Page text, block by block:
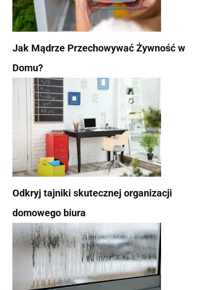
Jak Mądrze Przechowywać Żywność w
Domu?
Odkryj tajniki skutecznej organizacji
domowego biura